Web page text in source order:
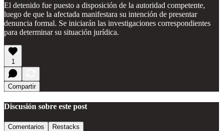
El detenido fue puesto a disposición de la autoridad competente,
luego de que la afectada manifestara su intención de presentar
denuncia formal. Se iniciarán las investigaciones correspondientes
para determinar su situación jurídica.
1
Compartir
Discusión sobre este post
Comentarios Restacks